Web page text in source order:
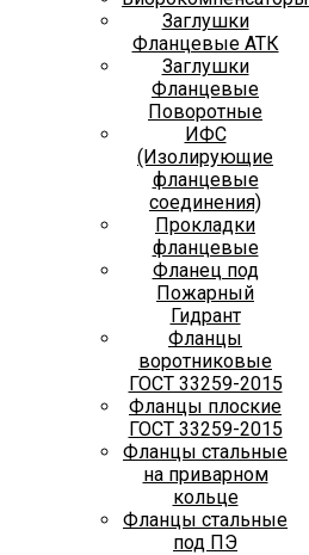
Заглушки
Фланцевые АТК
Заглушки
Фланцевые
Поворотные
ИФС
(Изолирующие
фланцевые
соединения)
Прокладки
фланцевые
Фланец под
Пожарный
Гидрант
Фланцы
воротниковые
ГОСТ 33259-2015
Фланцы плоские
ГОСТ 33259-2015
Фланцы стальные
на приварном
кольце
Фланцы стальные
под ПЭ